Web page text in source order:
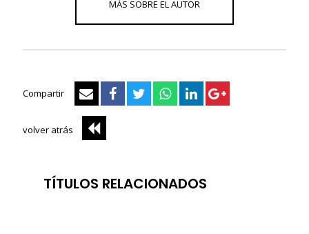
Compartir
volver atrás
TÍTULOS RELACIONADOS